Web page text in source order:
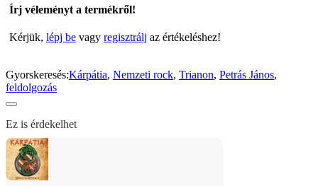
Írj véleményt a termékről!
Kérjük, lépj be vagy regisztrálj az értékeléshez!
Gyorskeresés:Kárpátia, Nemzeti rock, Trianon, Petrás János,
feldolgozás
Ez is érdekelhet